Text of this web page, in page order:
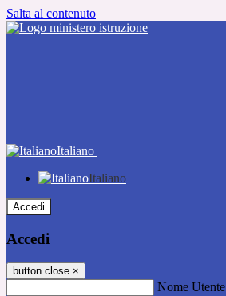
Salta al contenuto
Italiano
Italiano
Accedi
Accedi
button close ×
Nome Utente